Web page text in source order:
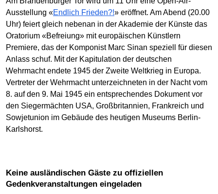
Ausstellung «Endlich Frieden?!» eröffnet. Am Abend (20.00
Uhr) feiert gleich nebenan in der Akademie der Künste das
Oratorium «Befreiung» mit europäischen Künstlern
Premiere, das der Komponist Marc Sinan speziell für diesen
Anlass schuf. Mit der Kapitulation der deutschen
Wehrmacht endete 1945 der Zweite Weltkrieg in Europa.
Vertreter der Wehrmacht unterzeichneten in der Nacht vom
8. auf den 9. Mai 1945 ein entsprechendes Dokument vor
den Siegermächten USA, Großbritannien, Frankreich und
Sowjetunion im Gebäude des heutigen Museums Berlin-
Karlshorst.
Keine ausländischen Gäste zu offiziellen
Gedenkveranstaltungen eingeladen